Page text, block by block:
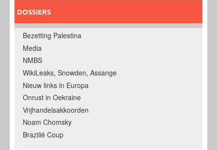
DOSSIERS
Bezetting Palestina
Media
NMBS
WikiLeaks, Snowden, Assange
Nieuw links in Europa
Onrust in Oekraine
Vrijhandelsakkoorden
Noam Chomsky
Brazilië Coup